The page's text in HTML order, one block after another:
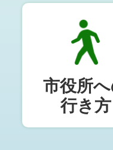
市役所
行き方